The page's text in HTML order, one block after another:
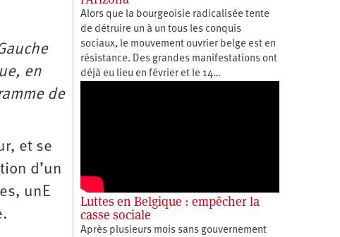
en
de
et se
d’un
unE
Alors que la bourgeoisie radicalisée tente
de détruire un à un tous les conquis
sociaux, le mouvement ouvrier belge est en
résistance. Des grandes manifestations ont
déjà eu lieu en février et le 14…
Luttes en Belgique : empêcher la
casse sociale
Après plusieurs mois sans gouvernement